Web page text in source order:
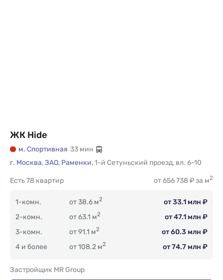
ЖК Hide
м. Спортивная 33 мин
г. Москва,ЗАО, Раменки,1-й Сетуньский проезд, вл. 6-10
78 квартир
Есть от 656 738 ₽ за м2
1-комн. от 38.6 м2
от 33.1 млн ₽
2-комн.
от 63.1 м2
от 47.1 млн ₽
3-комн.
от 91.1 м2
от 60.3 млн ₽
4 и более
от 108.2 м2 от 74.7 млн ₽
Застройщик MR Group